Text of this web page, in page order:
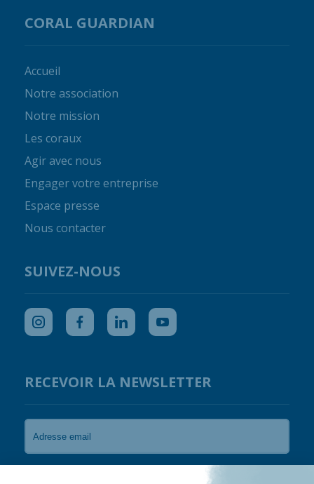
CORAL GUARDIAN
Accueil
Notre association
Notre mission
Les coraux
Agir avec nous
Engager votre entreprise
Espace presse
Nous contacter
SUIVEZ-NOUS
RECEVOIR LA NEWSLETTER
Je souhaite recevoir les newsletters de Coral